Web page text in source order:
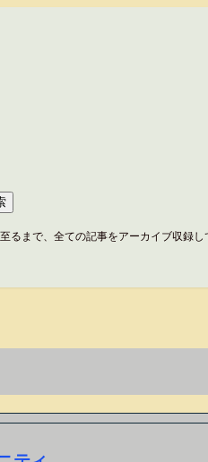
るまで、全ての記事をアーカイブ収